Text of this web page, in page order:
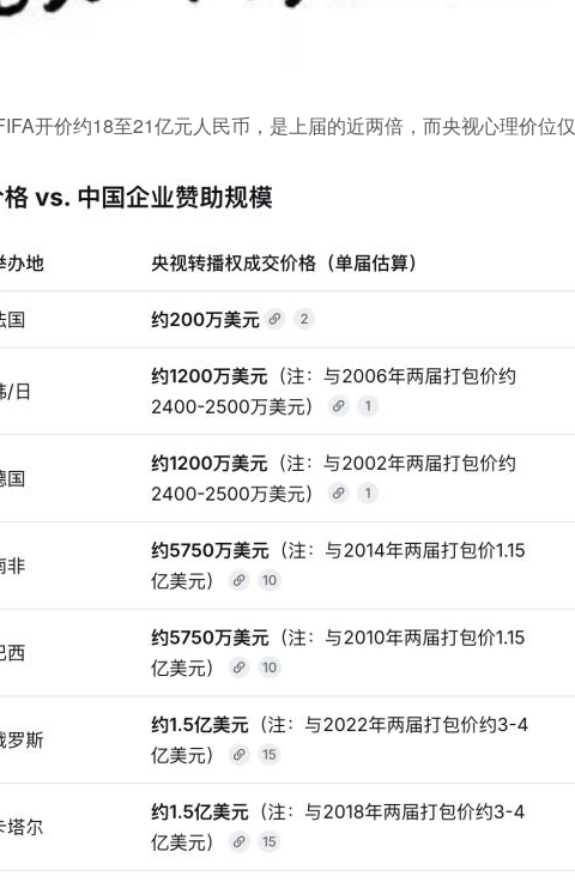
开价约18至21亿元人民币，是上届的近两倍，而央视心理价位